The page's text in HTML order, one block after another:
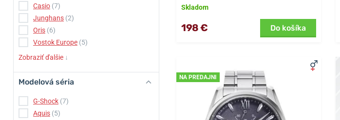
Casio (7)
Junghans (2)
Oris (6)
Vostok Europe (5)
Zobraziť ďalšie ↓
Modelová séria
G-Shock (7)
Aquis (5)
Skladom
198 € Do košíka
NA PREDAJNI